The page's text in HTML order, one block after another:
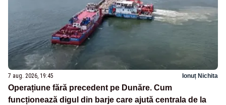
7 aug. 2026, 19:45 Ionuț Nichita
Operațiune fără precedent pe Dunăre. Cum
funcționează digul din barje care ajută centrala de la